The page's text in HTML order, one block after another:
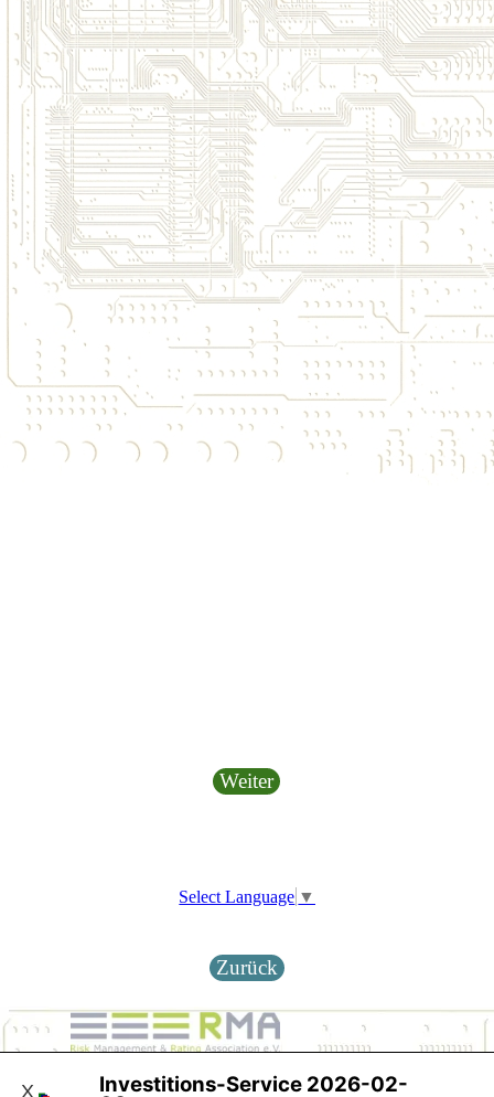
Weiter
Select Language ▼
Zurück
Investitions Service und Beratung
Investitions-Service 2026-02-
X